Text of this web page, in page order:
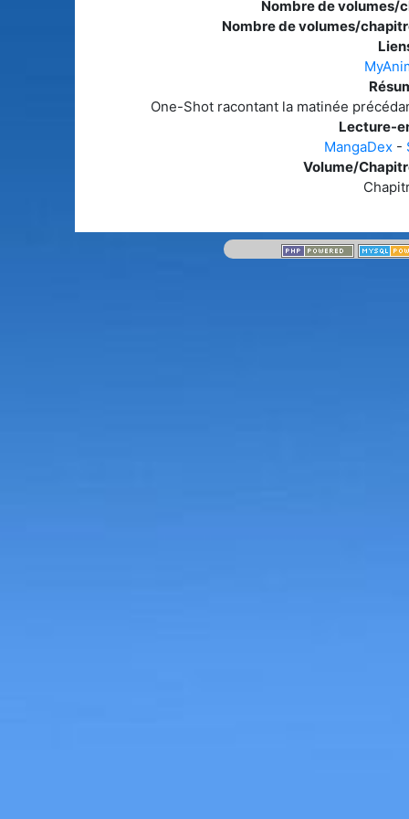
Nombre de volumes/
Nombre de volumes/
One-Shot racontant la matinée
Lecture-
MangaDex-
Volume/